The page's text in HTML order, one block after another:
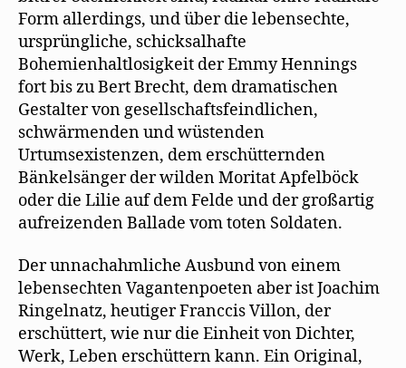
Form allerdings, und über die lebensechte,
ursprüngliche, schicksalhafte
Bohemienhaltlosigkeit der Emmy Hennings
fort bis zu Bert Brecht, dem dramatischen
Gestalter von gesellschaftsfeindlichen,
schwärmenden und wüstenden
Urtumsexistenzen, dem erschütternden
Bänkelsänger der wilden Moritat Apfelböck
oder die Lilie auf dem Felde und der großartig
aufreizenden Ballade vom toten Soldaten.
Der unnachahmliche Ausbund von einem
lebensechten Vagantenpoeten aber ist Joachim
Ringelnatz, heutiger Franccis Villon, der
erschüttert, wie nur die Einheit von Dichter,
Werk, Leben erschüttern kann. Ein Original,